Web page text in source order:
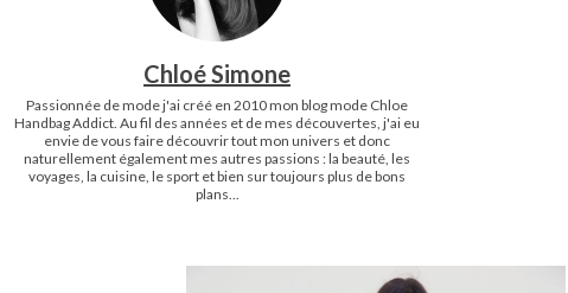
Chloé Simone
Passionnée de mode j'ai créé en 2010 mon blog mode Chloe
Handbag Addict. Au fil des années et de mes découvertes, j'ai eu
envie de vous faire découvrir tout mon univers et donc
naturellement également mes autres passions : la beauté, les
voyages, la cuisine, le sport et bien sur toujours plus de bons
plans...